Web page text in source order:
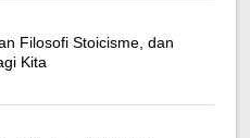
Filosofi Stoicisme, dan
Kita